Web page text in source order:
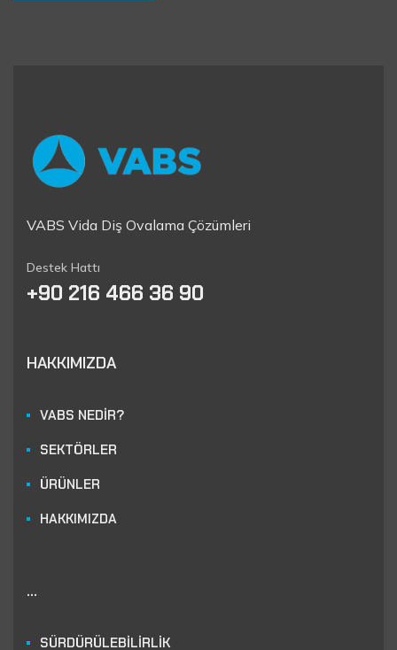
VABS Vida Diş Ovalama Çözümleri
Destek Hattı
+90 216 466 36 90
HAKKIMIZDA
VABS NEDİR?
SEKTÖRLER
ÜRÜNLER
HAKKIMIZDA
...
SÜRDÜRÜLEBİLİRLİK